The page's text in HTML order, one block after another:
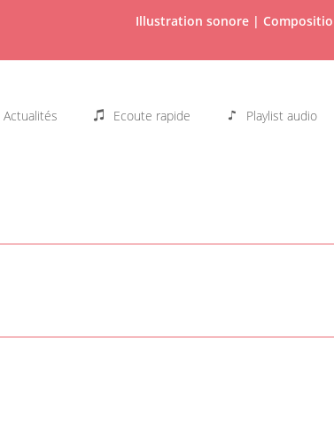
Illustration sonore |
Actualités Ecoute rapide Playlist audio